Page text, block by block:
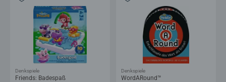
Friends: Badespaß
Denkspiele
WordARound™
Denkspiele